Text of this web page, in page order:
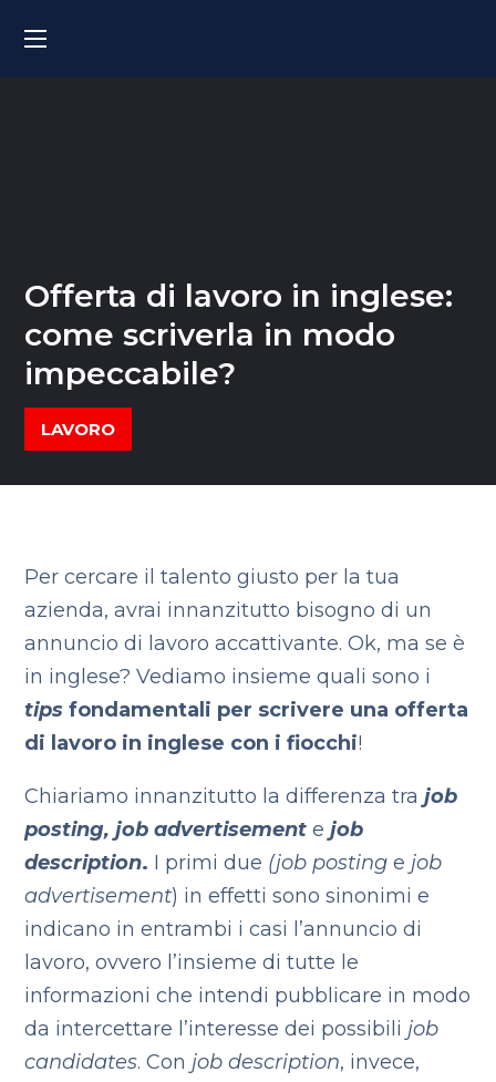
Offerta di lavoro in inglese:
come scriverla in modo
impeccabile?
LAVORO
Per cercare il talento giusto per la tua
azienda, avrai innanzitutto bisogno di un
annuncio di lavoro accattivante. Ok, ma se è
in inglese? Vediamo insieme quali sono i
tips fondamentali per scrivere una offerta
di lavoro in inglese con i fiocchi!
Chiariamo innanzitutto la differenza tra job
posting, job advertisementejob
description. I primi due (job posting e job
advertisement) in effetti sono sinonimi e
indicano in entrambi i casi l’annuncio di
lavoro, ovvero l’insieme di tutte le
informazioni che intendi pubblicare in modo
da intercettare l’interesse dei possibili job
candidates. Con job description, invece,